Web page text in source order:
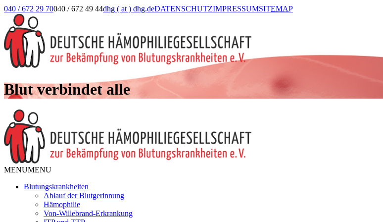
040 / 672 29 70040 / 672 49 44dhg ( at ) dhg.deDATENSCHUTZIMPRESSUMSITEMAP
Blut verbindet alle
MENUMENU
Blutungskrankheiten
Ablauf der Blutgerinnung
Hämophilie
Von-Willebrand-Erkrankung